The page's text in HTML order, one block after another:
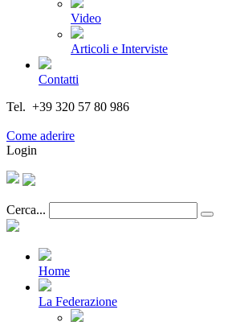
Video
Articoli e Interviste
Contatti
Tel. +39 320 57 80 986
Come aderire
Login
Cerca...
Home
La Federazione